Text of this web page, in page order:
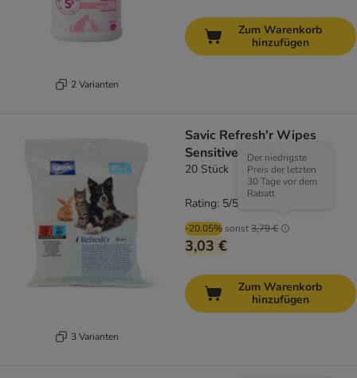
2 Varianten
Zum Warenkorb
hinzufügen
3 Varianten
Savic Refresh'r Wipes
Sensitive
20 Stück
-20.05% sonst3,79 €
Der niedrigste
Preis der letzten
30 Tage vor dem
Rabatt
3,03 €
Rating: 5/5
Zum Warenkorb
hinzufügen